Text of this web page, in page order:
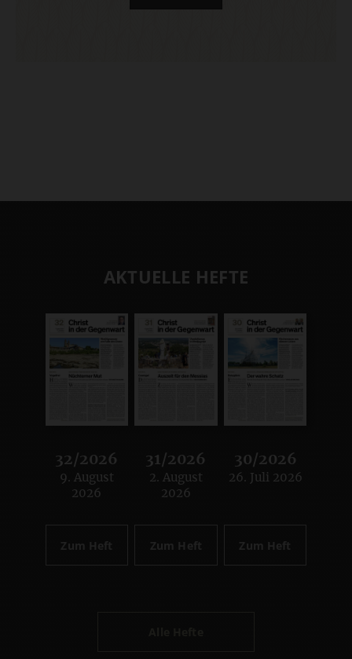
AKTUELLE HEFTE
32/2026
:
9. August
2026
Zum Heft
31/2026
:
2. August
2026
Zum Heft
30/2026
:
26. Juli 2026
Zum Heft